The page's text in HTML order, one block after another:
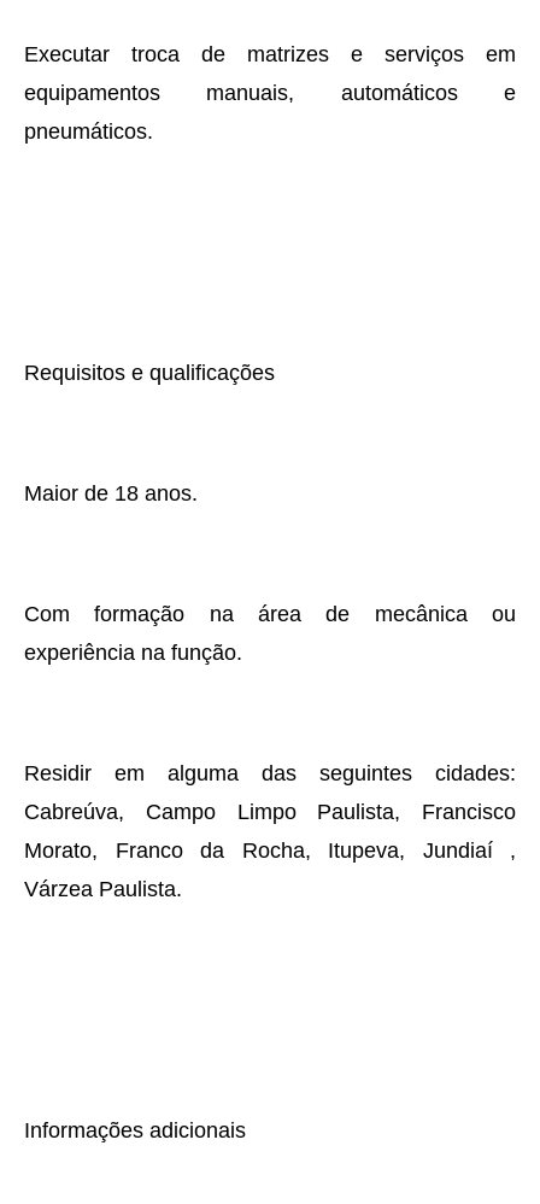
Executar troca de matrizes e serviços em
equipamentos manuais, automáticos e
pneumáticos.
Requisitos e qualificações
Maior de 18 anos.
Com formação na área de mecânica ou
experiência na função.
Residir em alguma das seguintes cidades:
Cabreúva, Campo Limpo Paulista, Francisco
Morato, Franco da Rocha, Itupeva, Jundiaí ,
Várzea Paulista.
Informações adicionais